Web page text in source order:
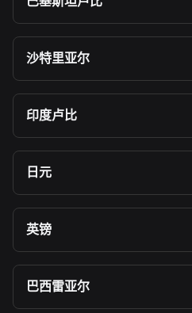
沙特里亚尔
印度卢比
日元
英镑
巴西雷亚尔